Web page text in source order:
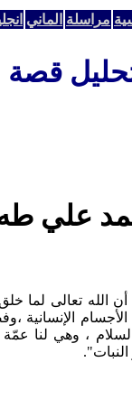
الماني مراسلة
قصة
علي
أن الله تعالى لما
الأجسام الإنسانية
، وهي لنا
النبات".